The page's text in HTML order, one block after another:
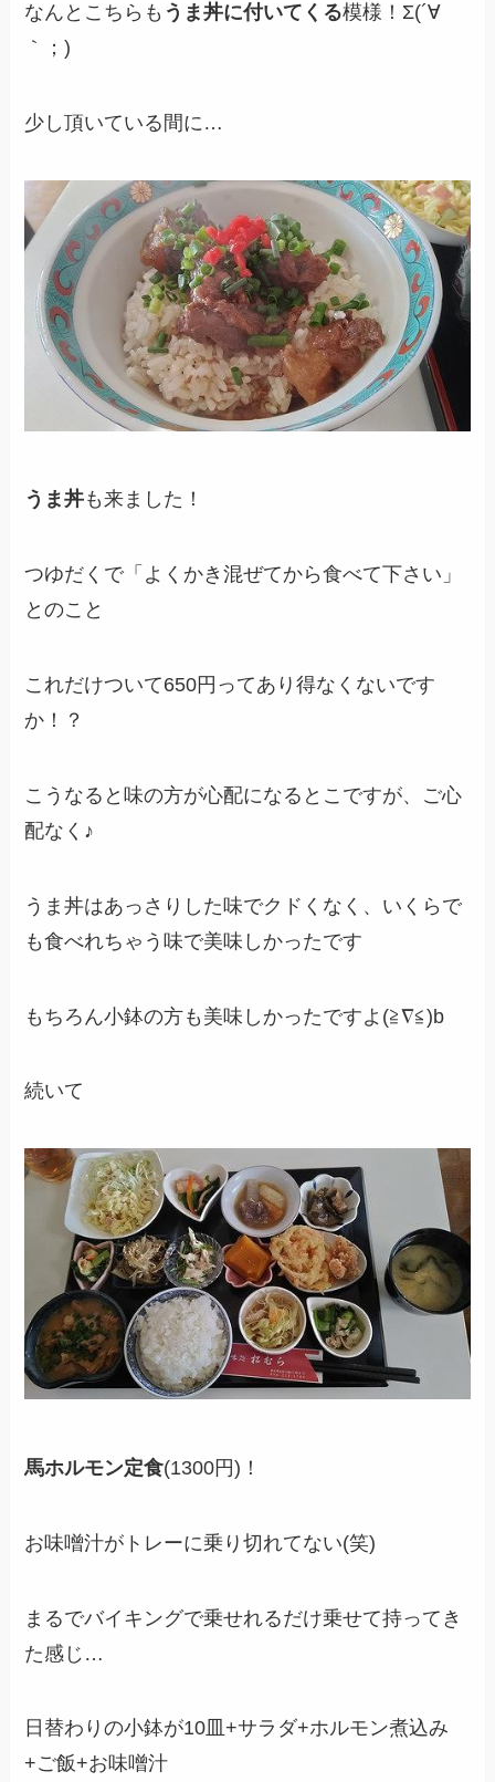
なんとこちらも うま丼に付いてくる模様！Σ(´∀
｀；)
少し頂いている間に…
うま丼も来ました！
つゆだくで「よくかき混ぜてから食べて下さい」
とのこと
これだけついて650円ってあり得なくないです
か！？
こうなると味の方が心配になるとこですが、ご心
配なく♪
うま丼はあっさりした味でクドくなく、いくらで
も食べれちゃう味で美味しかったです
もちろん小鉢の方も美味しかったですよ(≧∇≦)b
続いて
馬ホルモン定食(1300円)！
お味噌汁がトレーに乗り切れてない(笑)
まるでバイキングで乗せれるだけ乗せて持ってき
た感じ…
日替わりの小鉢が10皿+サラダ+ホルモン煮込み
+ご飯+お味噌汁